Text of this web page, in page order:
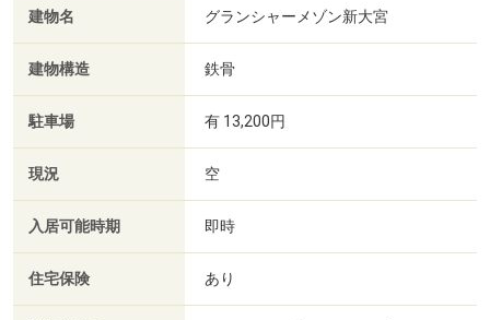
建物名 グランシャーメゾン新大宮
建物構造 鉄骨
駐車場 有 13,200円
現況 空
入居可能時期 即時
住宅保険 あり